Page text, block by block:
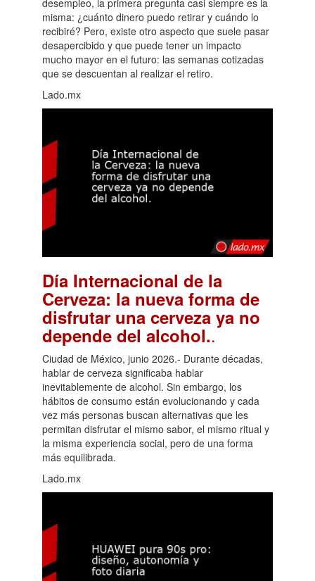
misma: ¿cuánto dinero puedo retirar y cuándo lo
recibiré? Pero, existe otro aspecto que suele pasar
desapercibido y que puede tener un impacto
mucho mayor en el futuro: las semanas cotizadas
que se descuentan al realizar el retiro.
Lado.mx
Día Internacional de la
Cerveza: la nueva forma de
disfrutar una cerveza ya no
depende del alcohol..
Ciudad de México, junio 2026.- Durante décadas,
hablar de cerveza significaba hablar
inevitablemente de alcohol. Sin embargo, los
hábitos de consumo están evolucionando y cada
vez más personas buscan alternativas que les
permitan disfrutar el mismo sabor, el mismo ritual y
la misma experiencia social, pero de una forma
más equilibrada.
Lado.mx